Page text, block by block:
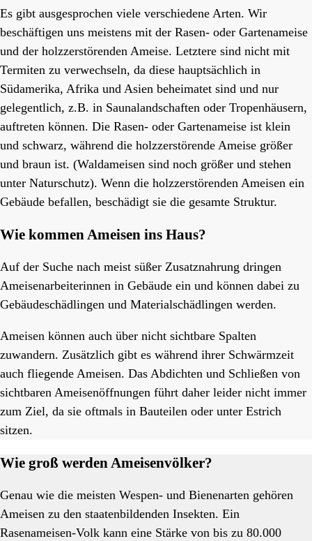
Es gibt ausgesprochen viele verschiedene Arten. Wir
beschäftigen uns meistens mit der Rasen- oder Gartenameise
und der holzzerstörenden Ameise. Letztere sind nicht mit
Termiten zu verwechseln, da diese hauptsächlich in
Südamerika, Afrika und Asien beheimatet sind und nur
gelegentlich, z.B. in Saunalandschaften oder Tropenhäusern,
auftreten können. Die Rasen- oder Gartenameise ist klein
und schwarz, während die holzzerstörende Ameise größer
und braun ist. (Waldameisen sind noch größer und stehen
unter Naturschutz). Wenn die holzzerstörenden Ameisen ein
Gebäude befallen, beschädigt sie die gesamte Struktur.
Wie kommen Ameisen ins Haus?
Auf der Suche nach meist süßer Zusatznahrung dringen
Ameisenarbeiterinnen in Gebäude ein und können dabei zu
Gebäudeschädlingen und Materialschädlingen werden.
Ameisen können auch über nicht sichtbare Spalten
zuwandern. Zusätzlich gibt es während ihrer Schwärmzeit
auch fliegende Ameisen. Das Abdichten und Schließen von
sichtbaren Ameisenöffnungen führt daher leider nicht immer
zum Ziel, da sie oftmals in Bauteilen oder unter Estrich
sitzen.
Wie groß werden Ameisenvölker?
Genau wie die meisten Wespen- und Bienenarten gehören
Ameisen zu den staatenbildenden Insekten. Ein
Rasenameisen-Volk kann eine Stärke von bis zu 80.000